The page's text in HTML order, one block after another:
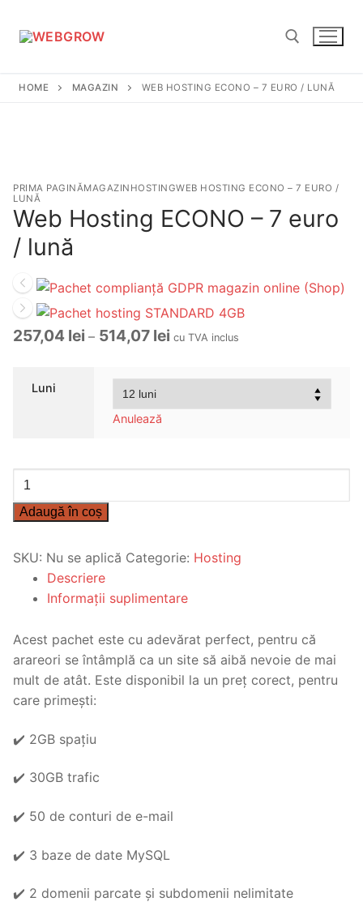
HOME MAGAZIN WEB HOSTING ECONO – 7 EURO / LUNĂ
PRIMA PAGINĂMAGAZIN HOSTINGWEB HOSTING ECONO – 7 EURO /
LUNĂ
Web Hosting ECONO – 7 euro
/ lună
257,04 lei – 514,07 lei Interval
până
cu TVA inclus
Luni
Anulează
Cantitate
Web
Hosting
–
euro
lună
Adaugă în coș
SKU: Nu se aplică Categorie: Hosting
Descriere
Informații suplimentare
Acest pachet este cu adevărat perfect, pentru că
arareori se întâmplă ca un site să aibă nevoie de mai
mult de atât. Este disponibil la un preț corect, pentru
care primești:
✔️ 2GB spațiu
✔️ 30GB trafic
✔️ 50 de conturi de e-mail
✔️ 3 baze de date MySQL
✔️ 2 domenii parcate și subdomenii nelimitate